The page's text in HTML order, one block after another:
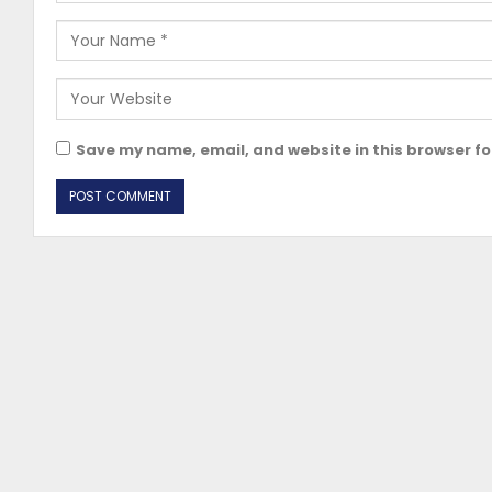
Save my name, email, and website in this browser